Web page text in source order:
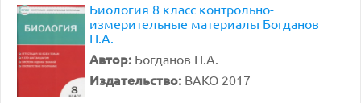
Биология 8 класс контрольно-
измерительные материалы Богданов
Н.А.
Автор: Богданов Н.А.
Издательство: ВАКО 2017